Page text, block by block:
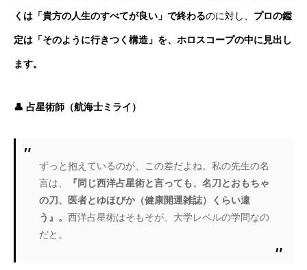
くは「貴方の人生のすべてが良い」で終わるのに対し、 プロの鑑
定は「そのように行きつく構造」を、ホロスコープの中に見出し
ます。
👤 占星術師（航海士ミライ）
ずっと抱えているのが、この差だよね。私の先生の名
言は、
『同じ西洋占星術と言っても、名刀とおもちゃ
の刀、医者とゆほびか（健康開運雑誌）くらい違
う』。 西洋占星術はそもそが、大学レベルの学問なの
だと。